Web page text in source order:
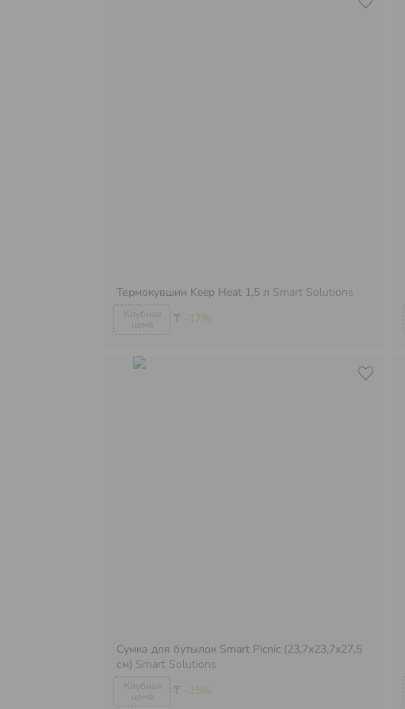
₸ -17%
Термокувшин Keep Heat 1,5 л Smart Solutions
₸ -15%
Сумка для бутылок Smart Picnic (23,7х23,7х27,5
см) Smart Solutions